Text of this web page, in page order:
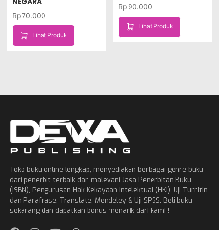
NEGARA
Rp70.000
Lihat Produk
Rp 90.000
Lihat Produk
Toko buku online lengkap, menyediakan berbagai genre buku
dari penerbit terbaik dan maleyani Jasa Penerbitan Buku
(ISBN), Pengurusan Hak Kekayaan Intelektual (HKI), Uji Turnitin
dan Parafrase, Translate, Mendeley & Uji SPSS. Beli buku
sekarang dan dapatkan bonus menarik dari kami !